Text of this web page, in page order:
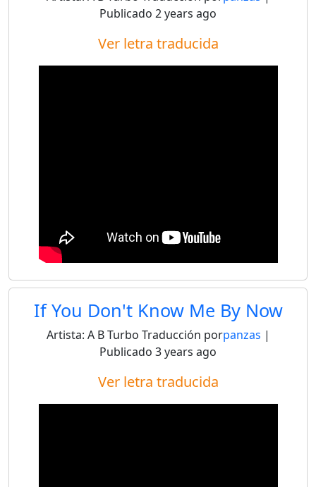
Publicado 2 years ago
Ver letra traducida
If You Don't Know Me By Now
Artista: A B Turbo Traducción porpanzas |
Publicado 3 years ago
Ver letra traducida